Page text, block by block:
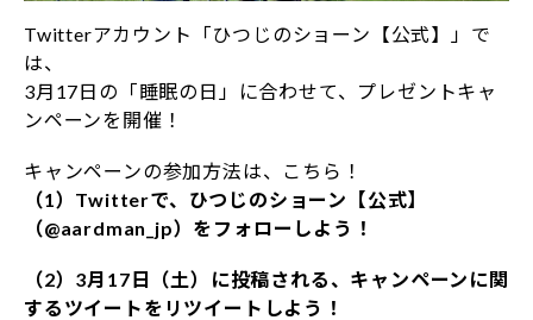
Twitterアカウント「ひつじのショーン【公式】」で
は、
3月17日の「睡眠の日」に合わせて、プレゼントキャ
ンペーンを開催！
キャンペーンの参加方法は、こちら！
（1）Twitterで、ひつじのショーン【公式】
（@aardman_jp）をフォローしよう！
（2）3月17日（土）に投稿される、キャンペーンに関
するツイートをリツイートしよう！